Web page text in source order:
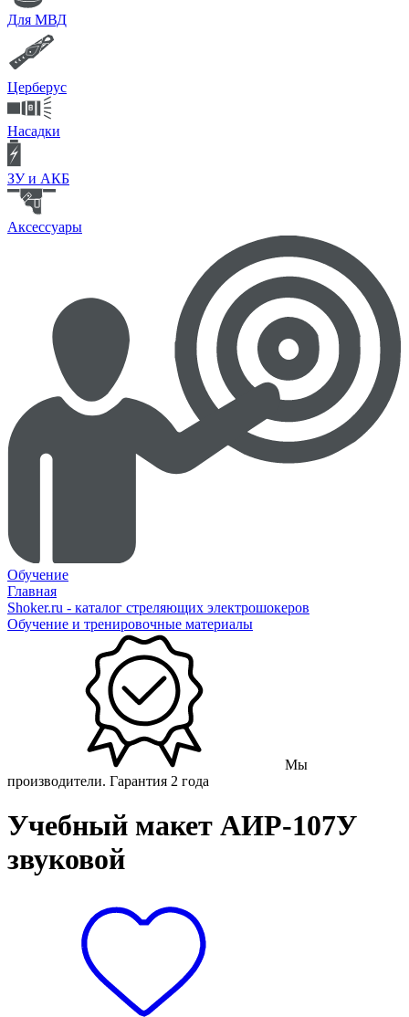
Для МВД
Церберус
Насадки
ЗУ и АКБ
Аксессуары
Обучение
Главная
Shoker.ru - каталог стреляющих электрошокеров
Обучение и тренировочные материалы
Мы
производители. Гарантия 2 года
Учебный макет АИР-107У
звуковой